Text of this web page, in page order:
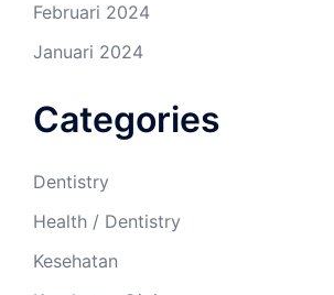
Februari 2024
Januari 2024
Categories
Dentistry
Health / Dentistry
Kesehatan